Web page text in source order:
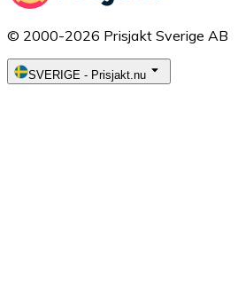
© 2000-2026 Prisjakt Sverige AB
SVERIGE - Prisjakt.nu